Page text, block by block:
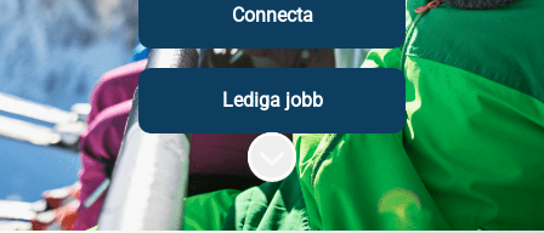
Connecta
Lediga jobb
Skrolla för mer innehåll